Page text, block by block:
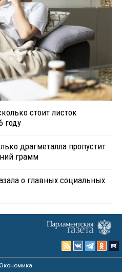
стоит листок
году
драгметалла пропустит
грамм
о главных социальных
Экономика